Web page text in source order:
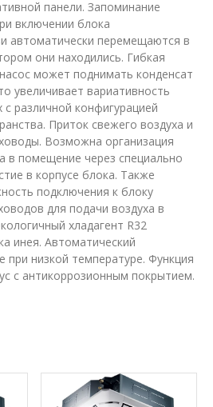
панели. Запоминание
включении блока
автоматически перемещаются в
они находились. Гибкая
может поднимать конденсат
увеличивает вариативность
различной конфигурацией
Приток свежего воздуха и
Возможна организация
в помещение через специально
в корпусе блока. Также
подключения к блоку
для подачи воздуха в
хладагент R32
инея. Автоматический
при низкой температуре. Функция
с антикоррозионным покрытием.